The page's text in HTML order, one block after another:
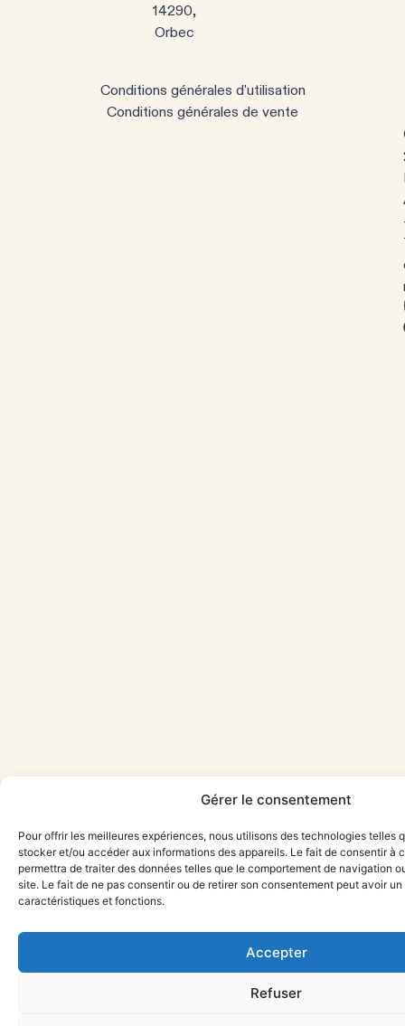
Gérer le consentement
Pour offrir les meilleures expériences, nous utilisons des technologies telles
stocker et/ou accéder aux informations des appareils. Le fait de consentir à
permettra de traiter des données telles que le comportement de navigation
site. Le fait de ne pas consentir ou de retirer son consentement peut avoir
caractéristiques et fonctions.
Accepter
Refuser
14290,
Orbec
Conditions générales d'utilisation
Conditions générales de vente